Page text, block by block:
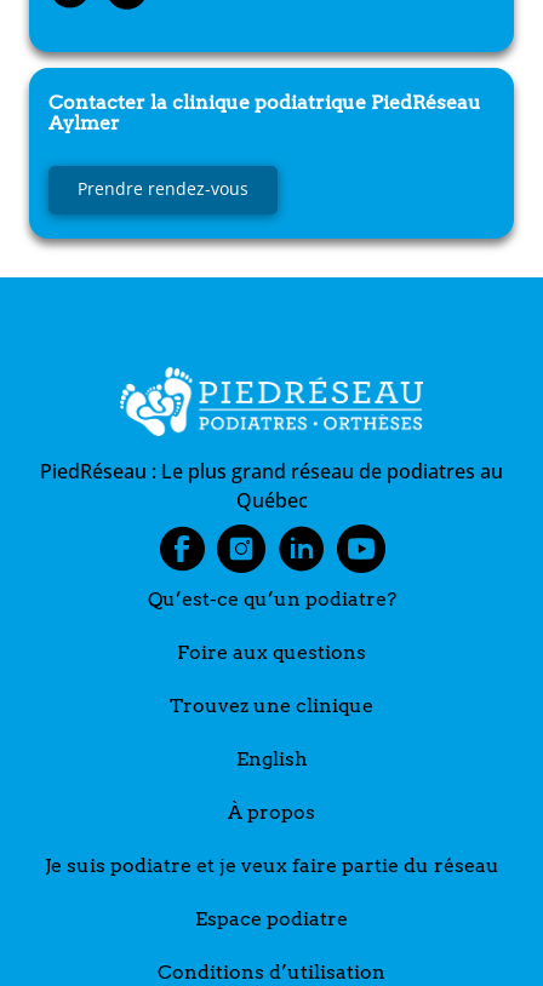
Contacter la clinique podiatrique PiedRéseau
Aylmer
Prendre rendez-vous
PiedRéseau : Le plus grand réseau de podiatres au
Québec
Qu’est-ce qu’un podiatre?
Foire aux questions
Trouvez une clinique
English
À propos
Je suis podiatre et je veux faire partie du réseau
Espace podiatre
Conditions d’utilisation